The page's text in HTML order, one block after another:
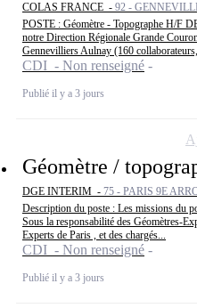
COLAS FRANCE - 92 -
POSTE : Géomètre - Topographe H/F
notre Direction Régionale Grande
Gennevilliers Aulnay (160
CDI - Non renseigné
Publié il y a 3 jours
Géomètre /
DGE INTERIM - 75 - PARIS 9E
Description du poste : Les missions du
Sous la responsabilité des Géomètres-
Experts de Paris , et des chargés...
CDI - Non renseigné
Publié il y a 3 jours